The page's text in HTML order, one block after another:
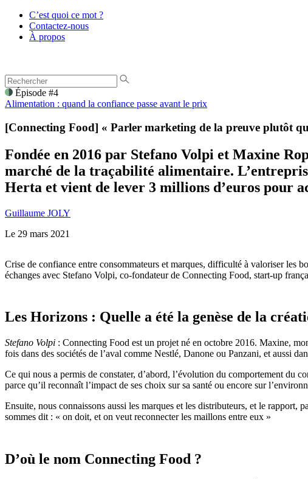
C’est quoi ce mot ?
Contactez-nous
À propos
Épisode #4
Alimentation : quand la confiance passe avant le prix
[Connecting Food] « Parler marketing de la preuve plutôt
Fondée en 2016 par Stefano Volpi et Maxine
marché de la traçabilité alimentaire.
Herta et vient de lever 3 millions d’euros pour
Guillaume JOLY
Le 29 mars 2021
Crise de confiance entre consommateurs et marques, difficulté à valoriser les
échanges avec Stefano Volpi, co-fondateur de Connecting Food, start-up
Les Horizons : Quelle a été la genèse de la
Stefano Volpi : Connecting Food est un projet né en octobre 2016. Maxine,
fois dans des sociétés de l’aval comme Nestlé, Danone ou Panzani, et aussi
Ce qui nous a permis de constater, d’abord, l’évolution du comportement du
parce qu’il reconnaît l’impact de ses choix sur sa santé ou encore sur
Ensuite, nous connaissons aussi les marques et les distributeurs, et le rapport,
sommes dit : « on doit, et on veut reconnecter les maillons entre eux »
D’où le nom Connecting Food ?